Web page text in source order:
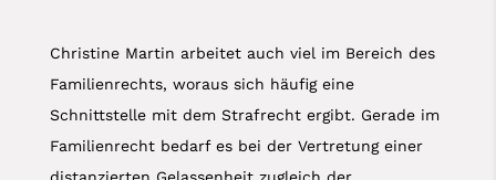
Christine Martin arbeitet auch viel im Bereich des
Familienrechts, woraus sich häufig eine
Schnittstelle mit dem Strafrecht ergibt. Gerade im
Familienrecht bedarf es bei der Vertretung einer